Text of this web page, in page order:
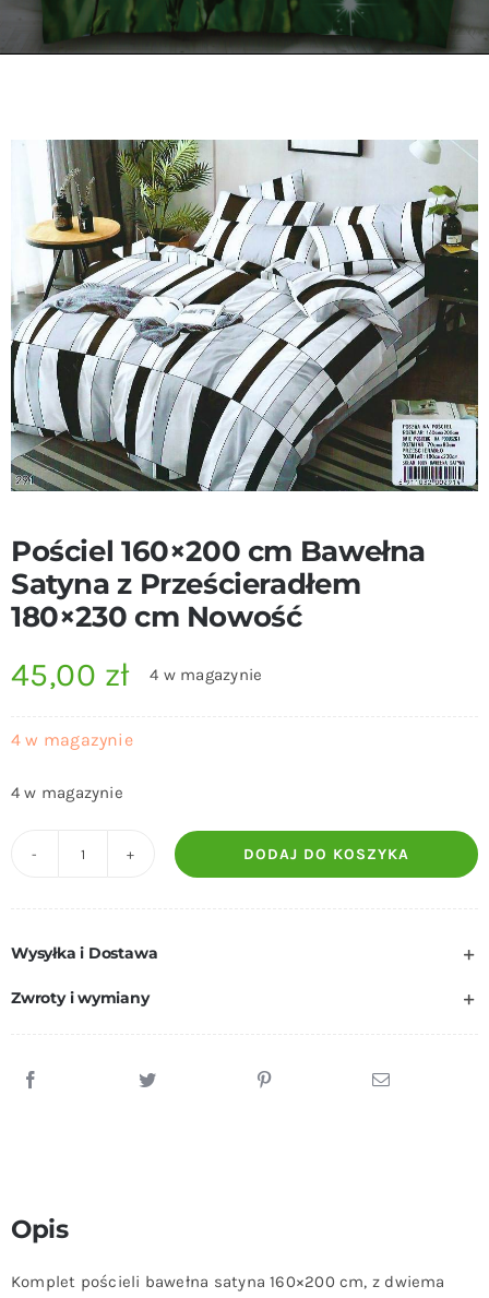
Pościel 160×200 cm Bawełna
Satyna z Prześcieradłem
180×230 cm Nowość
45,00 zł 4 w magazynie
4 w magazynie
4 w magazynie
cm
Bawełna
Prześcieradłem
DODAJ DO KOSZYKA
Wysyłka i Dostawa
Zwroty i wymiany
Opis
Komplet pościeli bawełna satyna 160×200 cm, z dwiema